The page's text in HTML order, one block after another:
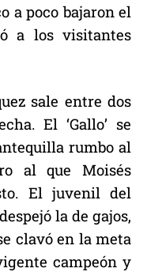
a poco bajaron el
a los visitantes
sale entre dos
El ‘Gallo’ se
rumbo al
al que Moisés
El juvenil del
la de gajos,
clavó en la meta
campeón y